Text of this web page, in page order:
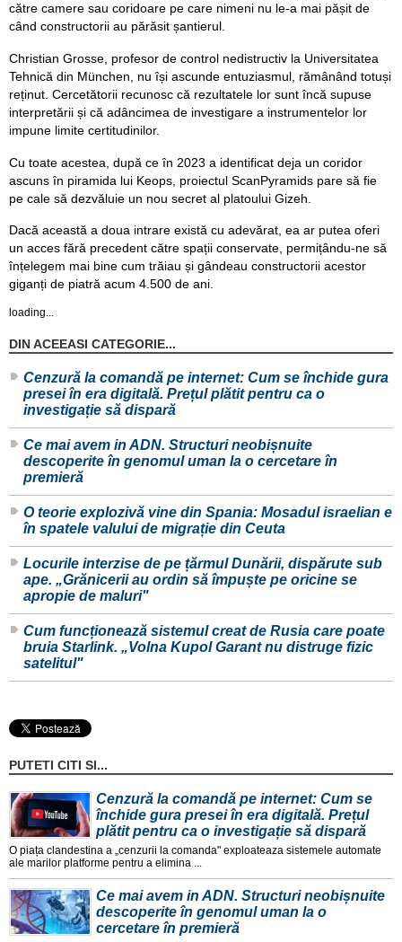
către camere sau coridoare pe care nimeni nu le-a mai pășit de
când constructorii au părăsit șantierul.
Christian Grosse, profesor de control nedistructiv la Universitatea
Tehnică din München, nu își ascunde entuziasmul, rămânând totuși
reținut. Cercetătorii recunosc că rezultatele lor sunt încă supuse
interpretării și că adâncimea de investigare a instrumentelor lor
impune limite certitudinilor.
Cu toate acestea, după ce în 2023 a identificat deja un coridor
ascuns în piramida lui Keops, proiectul ScanPyramids pare să fie
pe cale să dezvăluie un nou secret al platoului Gizeh.
Dacă această a doua intrare există cu adevărat, ea ar putea oferi
un acces fără precedent către spații conservate, permițându-ne să
înțelegem mai bine cum trăiau și gândeau constructorii acestor
giganți de piatră acum 4.500 de ani.
loading...
DIN ACEEASI CATEGORIE...
Cenzură la comandă pe internet: Cum se închide gura
presei în era digitală. Prețul plătit pentru ca o
investigație să dispară
Ce mai avem in ADN. Structuri neobișnuite
descoperite în genomul uman la o cercetare în
premieră
O teorie explozivă vine din Spania: Mosadul israelian e
în spatele valului de migrație din Ceuta
Locurile interzise de pe țărmul Dunării, dispărute sub
ape. „Grănicerii au ordin să împuște pe oricine se
apropie de maluri"
Cum funcționează sistemul creat de Rusia care poate
bruia Starlink. „Volna Kupol Garant nu distruge fizic
satelitul"
PUTETI CITI SI...
Cenzură la comandă pe internet: Cum se
închide gura presei în era digitală. Prețul
plătit pentru ca o investigație să dispară
O piața clandestina a „cenzurii la comanda" exploateaza sistemele automate
ale marilor platforme pentru a elimina ...
Ce mai avem in ADN. Structuri neobișnuite
descoperite în genomul uman la o
cercetare în premieră